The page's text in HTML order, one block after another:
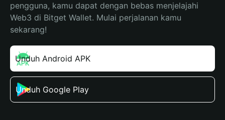
pengguna, kamu dapat dengan bebas menjelajahi
Web3 di Bitget Wallet. Mulai perjalanan kamu
sekarang!
Unduh Android APK
Unduh Google Play